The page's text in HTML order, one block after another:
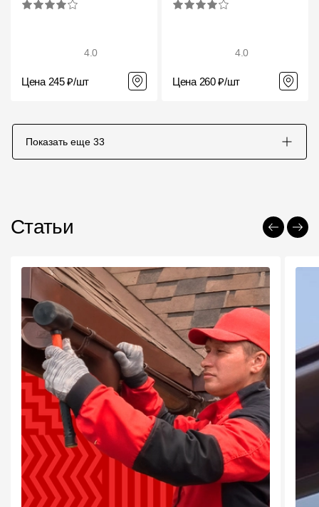
4.0
Цена 245 ₽/шт
4.0
Цена 260 ₽/шт
Показать еще 33
Статьи